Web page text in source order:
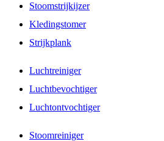
Stoomstrijkijzer
Kledingstomer
Strijkplank
Luchtreiniger
Luchtbevochtiger
Luchtontvochtiger
Stoomreiniger